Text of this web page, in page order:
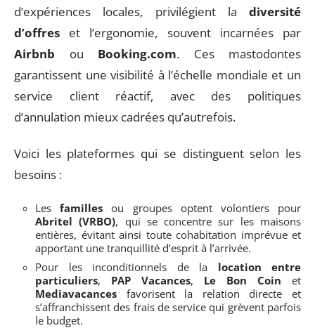
d’expériences locales, privilégient la diversité
d’offres et l’ergonomie, souvent incarnées par
Airbnb ou Booking.com. Ces mastodontes
garantissent une visibilité à l’échelle mondiale et un
service client réactif, avec des politiques
d’annulation mieux cadrées qu’autrefois.
Voici les plateformes qui se distinguent selon les
besoins :
Lesfamilles ou groupes optent volontiers pour
Abritel (VRBO), qui se concentre sur les maisons
entières, évitant ainsi toute cohabitation imprévue et
apportant une tranquillité d’esprit à l’arrivée.
Pour les inconditionnels de la location entre
particuliers, PAP Vacances, Le Bon Coin et
Mediavacances favorisent la relation directe et
s’affranchissent des frais de service qui grèvent parfois
le budget.